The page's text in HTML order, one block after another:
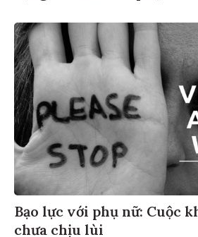
Bạo lực với phụ nữ: Cuộc
chưa chịu lùi